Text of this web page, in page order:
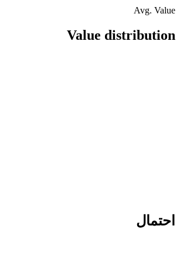
Avg. Value
Value distribution
احتمال